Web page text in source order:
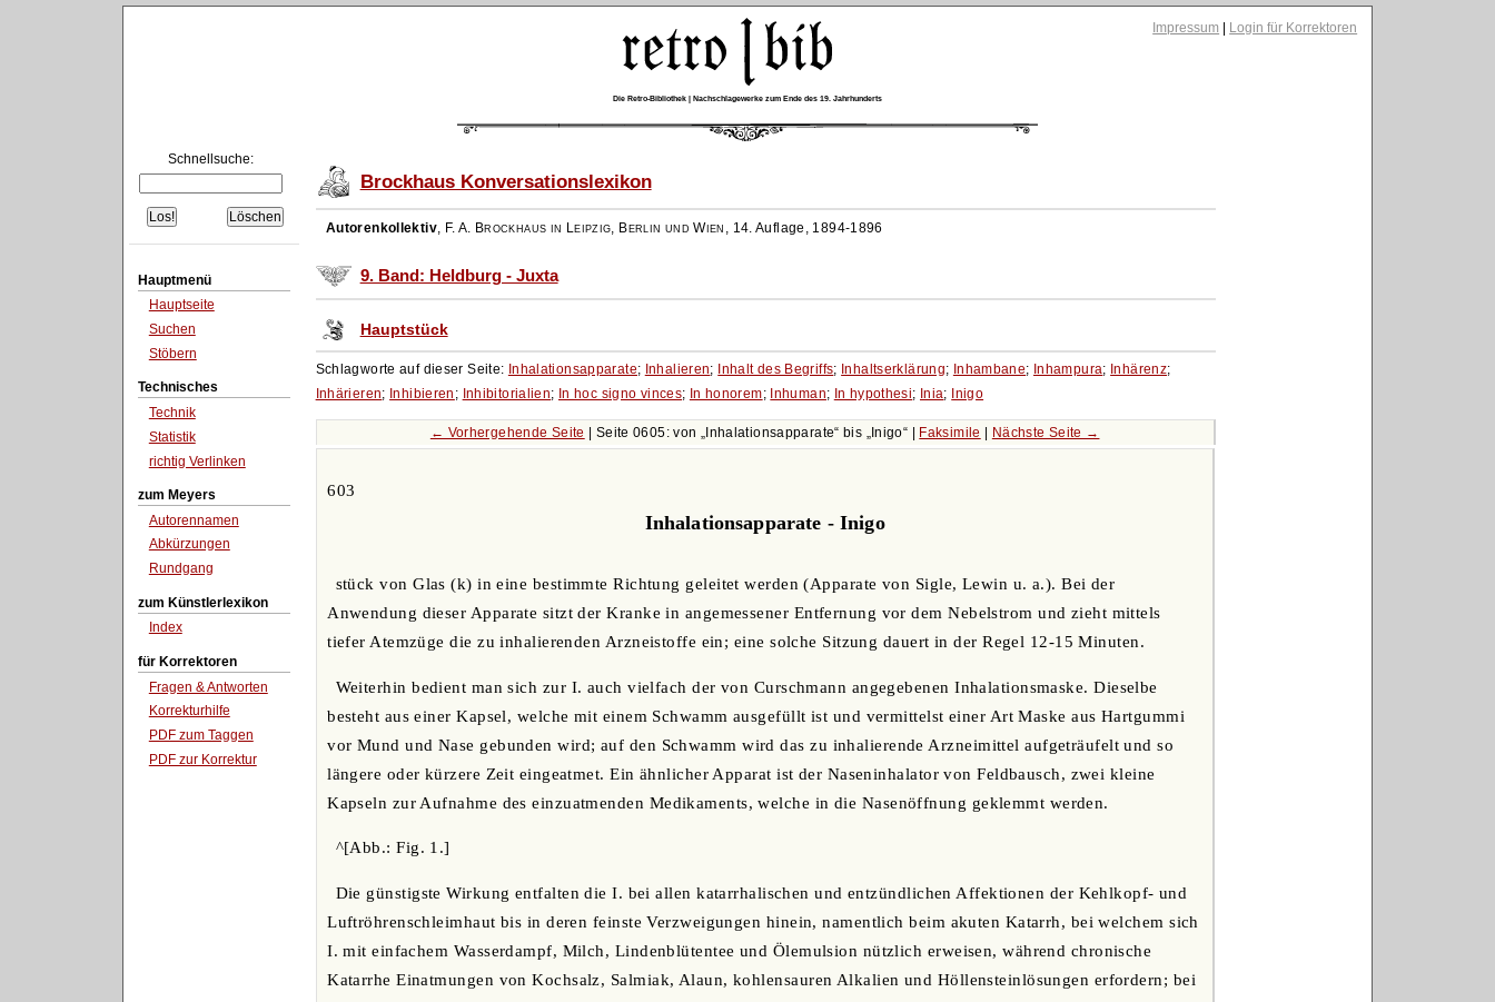
Impressum Login für Korrektoren
Die Retro-Bibliothek | Nachschlagewerke zum Ende des 19. Jahrhunderts
Schnellsuche:
Hauptmenü
Hauptseite
Suchen
Stöbern
Technisches
Technik
Statistik
richtig Verlinken
zum Meyers
Autorennamen
Abkürzungen
Rundgang
zum Künstlerlexikon
Index
für Korrektoren
Fragen & Antworten
Korrekturhilfe
PDF zum Taggen
PDF zur Korrektur
Brockhaus Konversationslexikon
Autorenkollektiv, F. A. Brockhaus in Leipzig, Berlin und Wien , 14. Auflage, 1894-1896
9. Band: Heldburg - Juxta
Hauptstück
Schlagworte auf dieser Seite: Inhalationsapparate; Inhalieren; Inhalt des Begriffs; Inhaltserklärung; Inhambane; Inhampura; Inhärenz;
Inhärieren; Inhibieren ; Inhibitorialien; In hoc signo vinces; In honorem; Inhuman; In hypothesi; Inia; Inigo
← Vorhergehende Seite | Seite 0605: von Inhalationsapparate bis Inigo Faksimile Nächste Seite →
603
Inhalationsapparate - Inigo
stück von Glas (k) in eine bestimmte Richtung geleitet werden (Apparate von Sigle, Lewin u. a.). Bei der
Anwendung dieser Apparate sitzt der Kranke in angemessener Entfernung vor dem Nebelstrom und zieht mittels
tiefer Atemzüge die zu inhalierenden Arzneistoffe ein; eine solche Sitzung dauert in der Regel 12-15 Minuten.
Weiterhin bedient man sich zur I. auch vielfach der von Curschmann angegebenen Inhalationsmaske. Dieselbe
besteht aus einer Kapsel, welche mit einem Schwamm ausgefüllt ist und vermittelst einer Art Maske aus Hartgummi
vor Mund und Nase gebunden wird; auf den Schwamm wird das zu inhalierende Arzneimittel aufgeträufelt und so
längere oder kürzere Zeit eingeatmet. Ein ähnlicher Apparat ist der Naseninhalator von Feldbausch, zwei kleine
Kapseln zur Aufnahme des einzuatmenden Medikaments, welche in die Nasenöffnung geklemmt werden.
^[Abb.: Fig. 1.]
Die günstigste Wirkung entfalten die I. bei allen katarrhalischen und entzündlichen Affektionen der Kehlkopf- und
Luftröhrenschleimhaut bis in deren feinste Verzweigungen hinein, namentlich beim akuten Katarrh, bei welchem sich
I. mit einfachem Wasserdampf, Milch, Lindenblütentee und Ölemulsion nützlich erweisen, während chronische
Katarrhe Einatmungen von Kochsalz, Salmiak, Alaun, kohlensauren Alkalien und Höllensteinlösungen erfordern; bei